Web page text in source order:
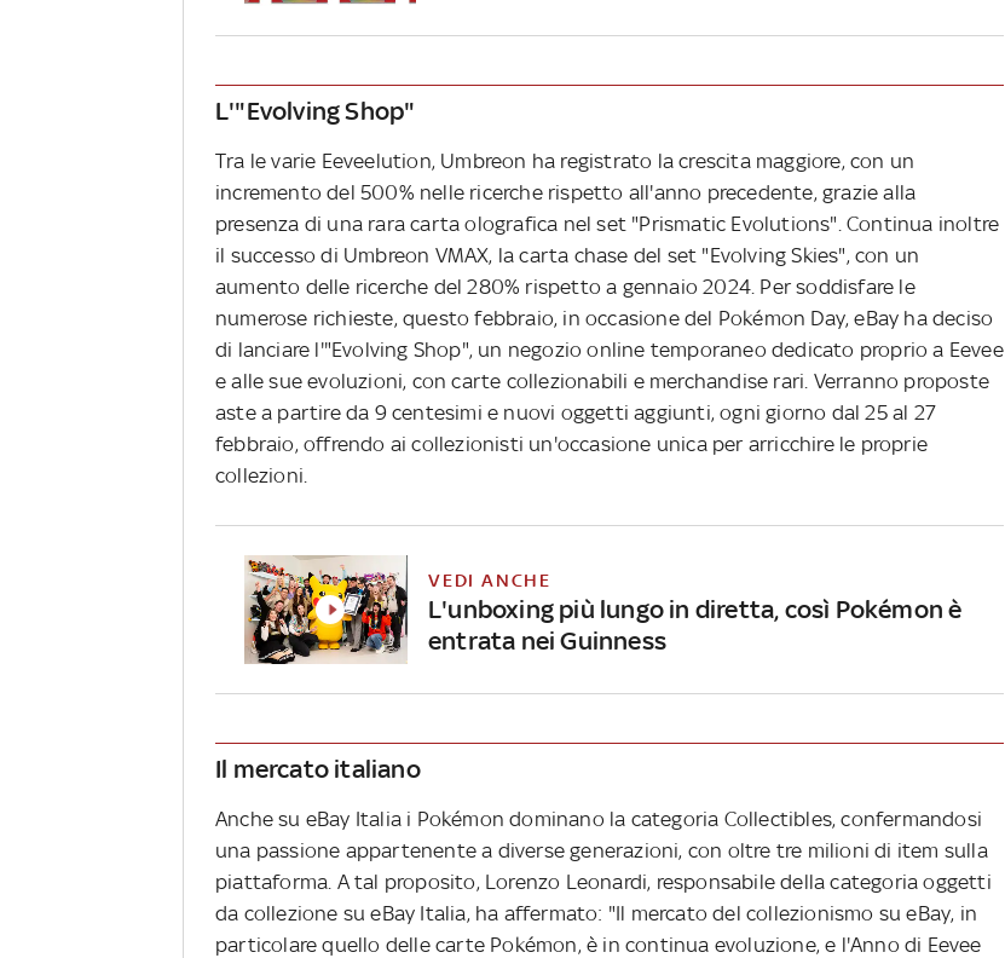
L'"Evolving Shop"
Tra le varie Eeveelution, Umbreon ha registrato la crescita maggiore, con un
incremento del 500% nelle ricerche rispetto all'anno precedente, grazie alla
presenza di una rara carta olografica nel set "Prismatic Evolutions". Continua inoltre
il successo di Umbreon VMAX, la carta chase del set "Evolving Skies", con un
aumento delle ricerche del 280% rispetto a gennaio 2024. Per soddisfare le
numerose richieste, questo febbraio, in occasione del Pokémon Day, eBay ha deciso
di lanciare l'"Evolving Shop", un negozio online temporaneo dedicato proprio a Eevee
e alle sue evoluzioni, con carte collezionabili e merchandise rari. Verranno proposte
aste a partire da 9 centesimi e nuovi oggetti aggiunti, ogni giorno dal 25 al 27
febbraio, offrendo ai collezionisti un'occasione unica per arricchire le proprie
collezioni.
VEDI ANCHE
L'unboxing più lungo in diretta, così Pokémon è
entrata nei Guinness
Il mercato italiano
Anche su eBay Italia i Pokémon dominano la categoria Collectibles, confermandosi
una passione appartenente a diverse generazioni, con oltre tre milioni di item sulla
piattaforma. A tal proposito, Lorenzo Leonardi, responsabile della categoria oggetti
da collezione su eBay Italia, ha affermato: "Il mercato del collezionismo su eBay, in
particolare quello delle carte Pokémon, è in continua evoluzione, e l'Anno di Eevee